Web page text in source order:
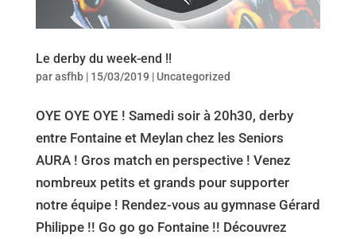
Le derby du week-end !!
parasfhb| 15/03/2019 | Uncategorized
OYE OYE OYE ! Samedi soir à 20h30, derby
entre Fontaine et Meylan chez les Seniors
AURA ! Gros match en perspective ! Venez
nombreux petits et grands pour supporter
notre équipe ! Rendez-vous au gymnase Gérard
Philippe !! Go go go Fontaine !! Découvrez